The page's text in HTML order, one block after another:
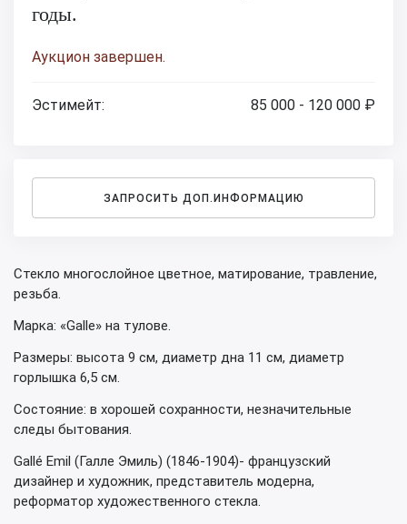
годы.
Аукцион завершен.
Эстимейт: 85 000 - 120 000 ₽
ЗАПРОСИТЬ ДОП.ИНФОРМАЦИЮ
Стекло многослойное цветное, матирование, травление,
резьба.
Марка: «Galle» на тулове.
Размеры: высота 9 см, диаметр дна 11 см, диаметр
горлышка 6,5 см.
Состояние: в хорошей сохранности, незначительные
следы бытования.
Gallé Emil (Галле Эмиль) (1846‑1904)- французский
дизайнер и художник, представитель модерна,
реформатор художественного стекла.